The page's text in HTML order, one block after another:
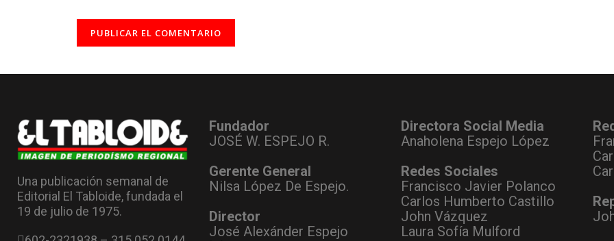
Una publicación semanal de
Editorial El Tabloide, fundada el
19 de julio de 1975.
Fundador
JOSÉ W. ESPEJO R.
Gerente General
Nilsa López De Espejo.
Director
José Alexánder Espejo
Directora Social Media
Anaholena Espejo López
Redes Sociales
Francisco Javier Polanco
Carlos Humberto Castillo
John Vázquez
Laura Sofía Mulford